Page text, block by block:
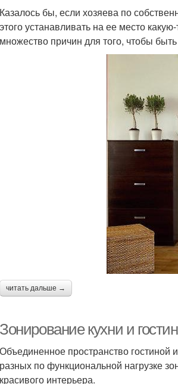
Казалось бы, если хозяева по
этого устанавливать на ее место
множество причин для того, чтобы
читать дальше →
Зонирование кухни и
Объединенное пространство гостиной
разных по функциональной нагрузке
красивого интерьера.